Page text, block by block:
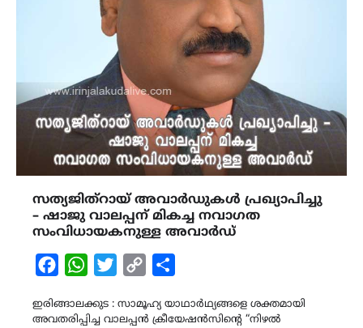
സത്യജിത്‌റായ് അവാര്‍ഡുകള്‍ പ്രഖ്യാപിച്ചു
– ഷാജു വാലപ്പന് മികച്ച നവാഗത
സംവിധായകനുള്ള അവാര്‍ഡ്
FacebookWhatsAppTwitterCopy
ഇരിങ്ങാലക്കുട : സാമൂഹ്യ യാഥാർഥ്യങ്ങളെ ശക്തമായി
അവതരിപ്പിച്ച വാലപ്പൻ ക്രീയേഷൻസിന്റെ “നിഴൽ